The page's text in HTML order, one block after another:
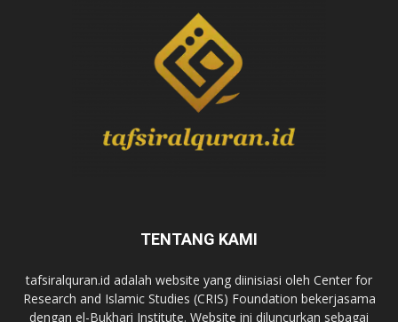
TENTANG KAMI
tafsiralquran.id adalah website yang diinisiasi oleh Center for
Research and Islamic Studies (CRIS) Foundation bekerjasama
dengan el-Bukhari Institute. Website ini diluncurkan sebagai